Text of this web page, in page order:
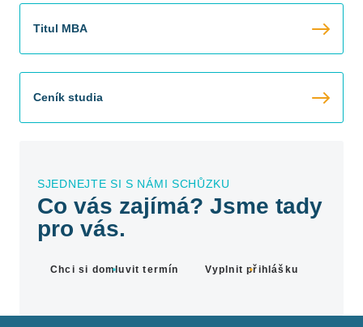
Titul MBA
Ceník studia
SJEDNEJTE SI S NÁMI SCHŮZKU
Co vás zajímá? Jsme tady
pro vás.
Chci si domluvit termín Vyplnit přihlášku